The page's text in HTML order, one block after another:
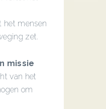
het mensen
zet.
missie
van het
om